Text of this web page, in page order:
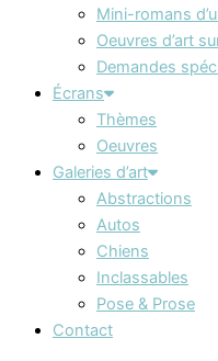
Mini-romans
Oeuvres d’art
Demandes
Écrans
Thèmes
Oeuvres
Galeries d’art
Abstractions
Autos
Chiens
Inclassables
Pose & Prose
Contact